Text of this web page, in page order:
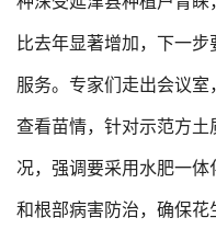
比去年显著增加，下一
服务。专家们走出会议
查看苗情，针对示范方
况，强调要采用水肥一
和根部病害防治，确保花